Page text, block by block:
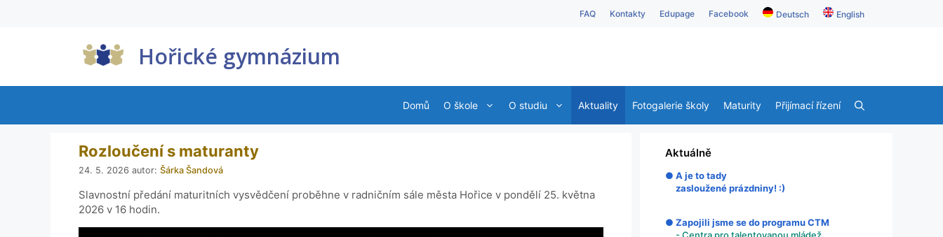
FAQ Kontakty Edupage Facebook Deutsch English
Hořické gymnázium
Domů O škole O studiu Aktuality Fotogalerie školy Maturity Přijímací řízení
Rozloučení s maturanty
24. 5. 2026 autor: Šárka Šandová
Slavnostní předání maturitních vysvědčení proběhne v radničním sále města Hořice v pondělí 25. května
2026 v 16 hodin.
Aktuálně
● A je to tady
zasloužené prázdniny! :)
● Zapojili jsme se do programu CTM